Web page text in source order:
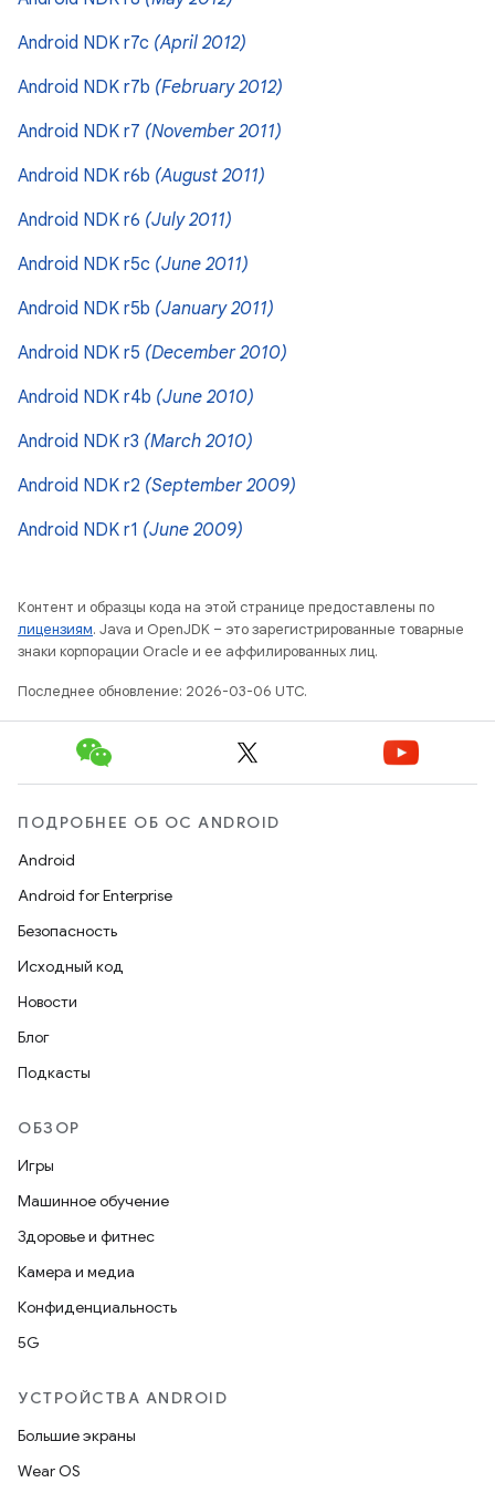
Android NDK r7c (April 2012)
Android NDK r7b (February 2012)
Android NDK r7 (November 2011)
Android NDK r6b (August 2011)
Android NDK r6 (July 2011)
Android NDK r5c (June 2011)
Android NDK r5b (January 2011)
Android NDK r5 (December 2010)
Android NDK r4b (June 2010)
Android NDK r3 (March 2010)
Android NDK r2 (September 2009)
Android NDK r1 (June 2009)
Контент и образцы кода на этой странице предоставлены по
лицензиям. Java и OpenJDK – это зарегистрированные товарные
знаки корпорации Oracle и ее аффилированных лиц.
Последнее обновление: 2026-03-06 UTC.
ПОДРОБНЕЕ ОБ ОС ANDROID
Android
Android for Enterprise
Безопасность
Исходный код
Новости
Блог
Подкасты
ОБЗОР
Игры
Машинное обучение
Здоровье и фитнес
Камера и медиа
Конфиденциальность
5G
УСТРОЙСТВА ANDROID
Большие экраны
Wear OS